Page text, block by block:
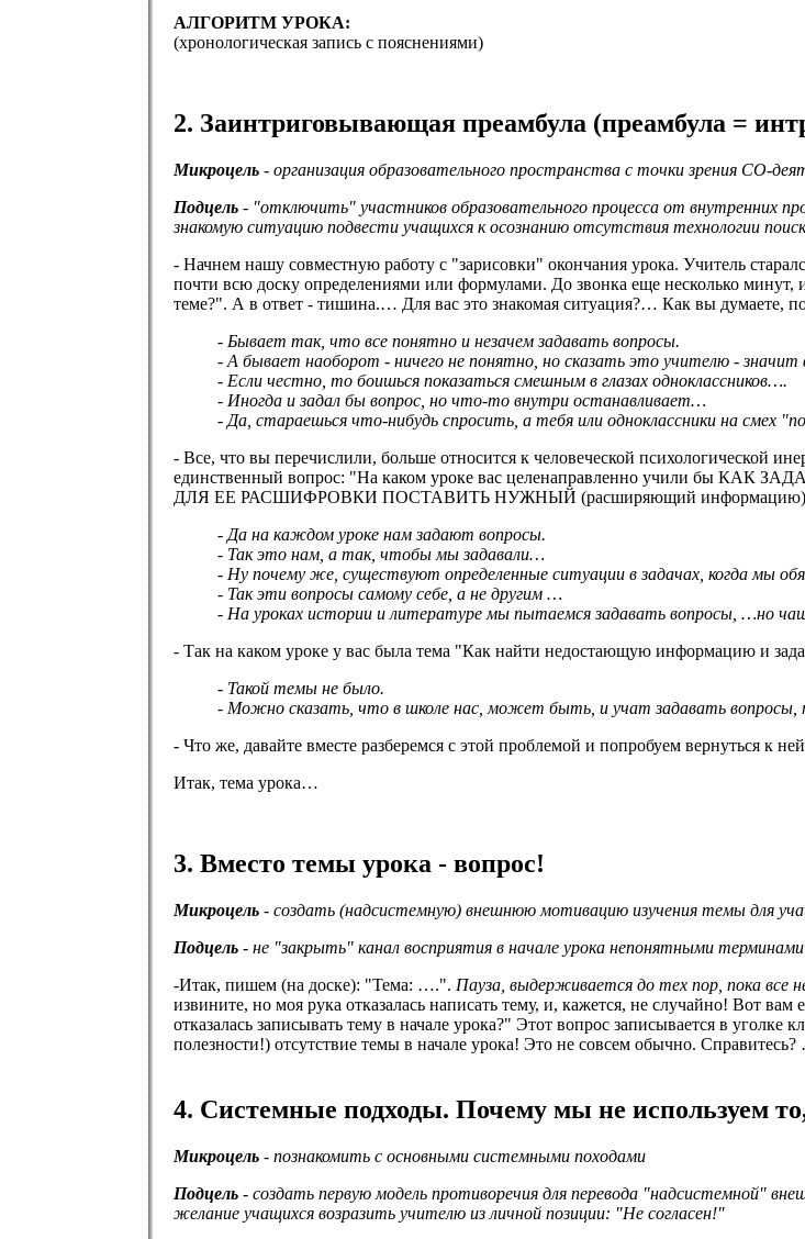
АЛГОРИТМ УРОКА:
(хронологическая запись с пояснениями)
2. Заинтриговывающая преамбула (преамбула =
Микроцель - организация образовательного пространства с точки зрения СО-
Подцель - "отключить" участников образовательного процесса от внутренних
знакомую ситуацию подвести учащихся к осознанию отсутствия технологии
- Начнем нашу совместную работу с "зарисовки" окончания урока. Учитель
почти всю доску определениями или формулами. До звонка еще несколько
теме?". А в ответ - тишина.… Для вас это знакомая ситуация?… Как вы думаете,
- Бывает так, что все понятно и незачем задавать вопросы.
- А бывает наоборот - ничего не понятно, но сказать это учителю - значит
- Если честно, то боишься показаться смешным в глазах одноклассников….
- Иногда и задал бы вопрос, но что-то внутри останавливает…
- Да, стараешься что-нибудь спросить, а тебя или одноклассники на смех
- Все, что вы перечислили, больше относится к человеческой психологической
единственный вопрос: "На каком уроке вас целенаправленно учили
ДЛЯ ЕЕ РАСШИФРОВКИ ПОСТАВИТЬ НУЖНЫЙ (расширяющий
- Да на каждом уроке нам задают вопросы.
- Так это нам, а так, чтобы мы задавали…
- Ну почему же, существуют определенные ситуации в задачах, когда мы
- Так эти вопросы самому себе, а не другим …
- На уроках истории и литературе мы пытаемся задавать вопросы, …но
- Так на каком уроке у вас была тема "Как найти недостающую информацию и
- Такой темы не было.
- Можно сказать, что в школе нас, может быть, и учат задавать вопросы,
- Что же, давайте вместе разберемся с этой проблемой и попробуем вернуться к
Итак, тема урока…
3. Вместо темы урока - вопрос!
Микроцель - создать (надсистемную) внешнюю мотивацию изучения темы для
Подцель - не "закрыть" канал восприятия в начале урока непонятными
-Итак, пишем (на доске): "Тема: ….". Пауза, выдерживается до тех пор, пока все
извините, но моя рука отказалась написать тему, и, кажется, не случайно! Вот
отказалась записывать тему в начале урока?" Этот вопрос записывается в уголке
полезности!) отсутствие темы в начале урока! Это не совсем обычно.
4. Системные подходы. Почему мы не используем
Микроцель - познакомить с основными системными походами
Подцель - создать первую модель противоречия для перевода "надсистемной"
желание учащихся возразить учителю из личной позиции: "Не согласен!"